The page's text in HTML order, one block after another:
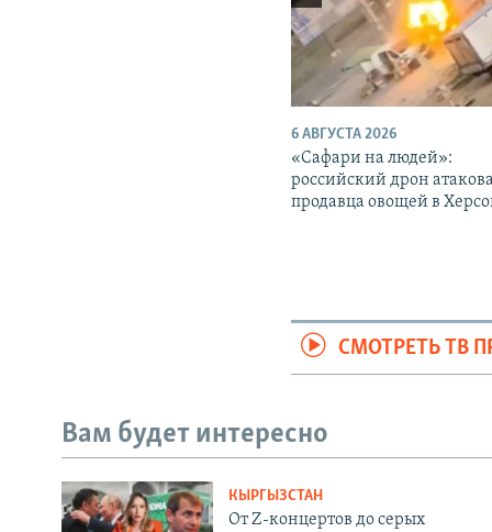
6 АВГУСТА 2026
«Cафари на людей»:
российский дрон
продавца овощей в
СМОТРЕТЬ ТВ
Вам будет интересно
КЫРГЫЗСТАН
От Z-концертов до серых